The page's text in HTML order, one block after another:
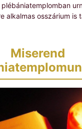
alkalmas osszárium is
Miserend